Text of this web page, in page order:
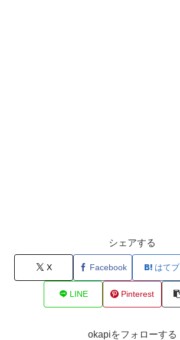
シェアする
X Facebook はてブ
LINE Pinterest
okapiをフォローする